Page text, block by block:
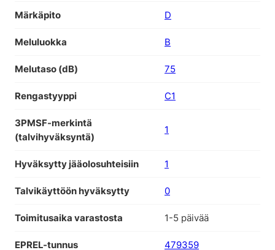
Märkäpito D
Meluluokka B
Melutaso (dB) 75
Rengastyyppi C1
3PMSF-merkintä
(talvihyväksyntä)
1
Hyväksytty jääolosuhteisiin 1
Talvikäyttöön hyväksytty 0
Toimitusaika varastosta 1-5 päivää
EPREL-tunnus 479359